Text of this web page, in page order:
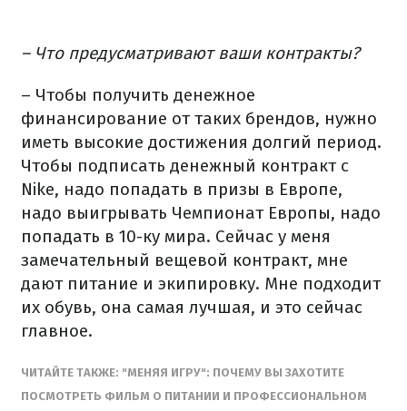
– Что предусматривают ваши контракты?
– Чтобы получить денежное
финансирование от таких брендов, нужно
иметь высокие достижения долгий период.
Чтобы подписать денежный контракт с
Nike, надо попадать в призы в Европе,
надо выигрывать Чемпионат Европы, надо
попадать в 10-ку мира. Сейчас у меня
замечательный вещевой контракт, мне
дают питание и экипировку. Мне подходит
их обувь, она самая лучшая, и это сейчас
главное.
ЧИТАЙТЕ ТАКЖЕ: "МЕНЯЯ ИГРУ": ПОЧЕМУ ВЫ ЗАХОТИТЕ
ПОСМОТРЕТЬ ФИЛЬМ О ПИТАНИИ И ПРОФЕССИОНАЛЬНОМ